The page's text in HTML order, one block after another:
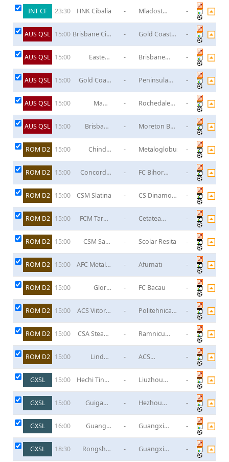
INT CF 23:30 HNK Cibalia -
Mladost
-
AUS QSL 15:00 Brisbane City
-
Gold Coast
-
AUS QSL 15:00
Eastern
-
Brisbane
-
AUS QSL 15:00
Gold Coast
-
Peninsula
-
AUS QSL 15:00
Magic
-
Rochedale
-
AUS QSL 15:00
Brisbane
United FC
-
Moreton Bay
-
ROM D2 15:00
Chindia
- Metaloglobus -
ROM D2 15:00
Concordia
-
FC Bihor
-
ROM D2 15:00 CSM Slatina -
CS Dinamo
-
ROM D2 15:00
FCM Targu
-
Cetatea
-
ROM D2 15:00
CSM Satu
- Scolar Resita -
ROM D2 15:00
AFC Metalul
- Afumati -
ROM D2 15:00
Gloria
Leordeni
- FC Bacau -
ROM D2 15:00
ACS Viitorul
-
Politehnica
-
ROM D2 15:00
CSA Steaua
-
Ramnicu
-
ROM D2 15:00
Lindab
-
ACS
-
GXSL 15:00
Hechi Tingli
-
Liuzhou
-
GXSL 15:00
Guigang
-
Hezhou
-
GXSL 16:00
Guangxi
Football
Club
-
Guangxi
University
-
GXSL 18:30
Rongshui
-
Guangxi
-